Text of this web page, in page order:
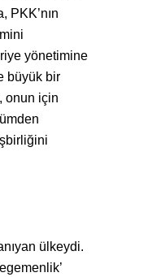
PKK’nın
yönetimine
büyük bir
onun için
ülkeydi.